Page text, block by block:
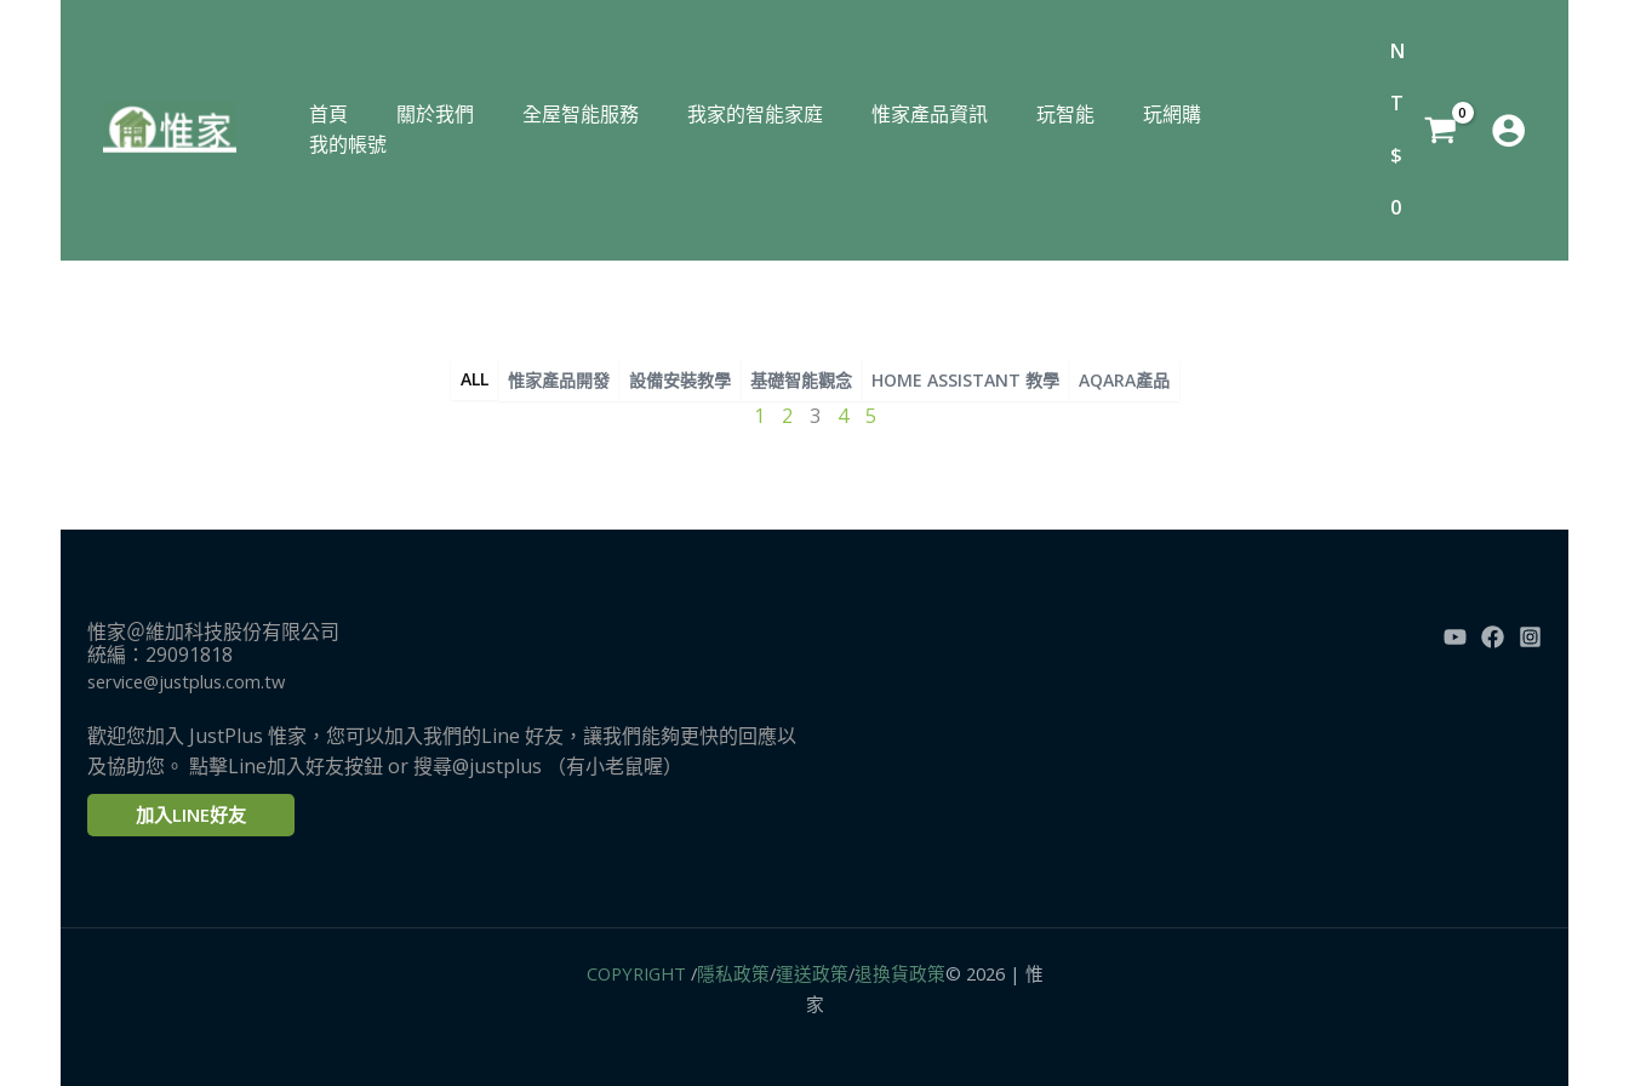
首頁 關於我們 全屋智能服務 我家的智能家庭 惟家產品資訊 玩智能
玩網購
我的帳號
N
T
$
0
惟家產品開發 設備安裝教學 基礎智能觀念 HOME ASSISTANT 教學 AQARA產品
ALL
頁1
頁
2
頁
3
頁
4
頁
5
惟家＠維加科技股份有限公司
統編：29091818
service@justplus.com.tw
歡迎您加入 JustPlus 惟家，您可以加入我們的Line 好友，讓我們能夠更快的回應以
及協助您。 點擊Line加入好友按鈕 or 搜尋@justplus​ （有小老鼠喔）
加入LINE好友
COPYRIGHT /隱私政策/運送政策/退換貨政策© 2026 | 惟
家